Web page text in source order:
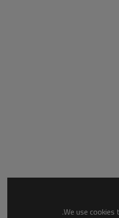
We use